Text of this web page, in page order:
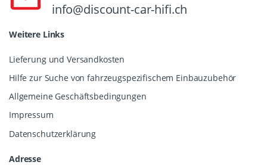
info@discount-car-hifi.ch
Weitere Links
Lieferung und Versandkosten
Hilfe zur Suche von fahrzeugspezifischem Einbauzubehör
Allgemeine Geschäftsbedingungen
Impressum
Datenschutzerklärung
Adresse